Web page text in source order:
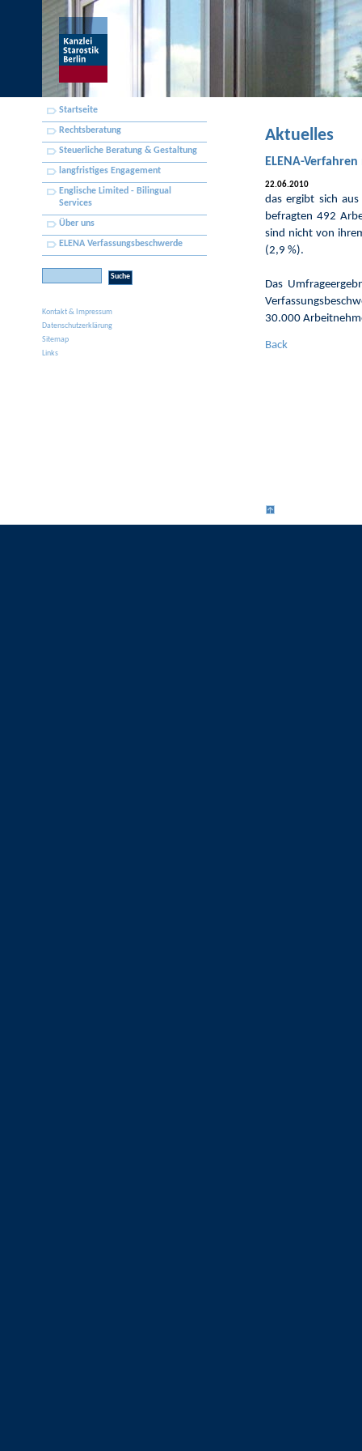
Startseite
Rechtsberatung
Steuerliche Beratung & Gestaltung
langfristiges Engagement
Englische Limited - Bilingual
Services
Über uns
ELENA Verfassungsbeschwerde
Kontakt & Impressum
Datenschutzerklärung
Sitemap
Links
Aktuelles
ELENA-
22.06.2010
das ergibt sich
befragten 492
sind nicht von
(2,9 %).
Das
30.000
Back